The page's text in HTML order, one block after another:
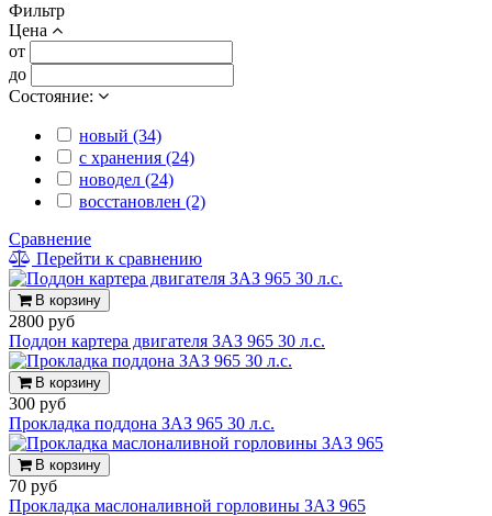
Фильтр
Цена
от
до
Состояние:
новый (34)
с хранения (24)
новодел (24)
восстановлен (2)
Сравнение
Перейти к сравнению
В корзину
2800 руб
Поддон картера двигателя ЗАЗ 965 30 л.с.
В корзину
300 руб
Прокладка поддона ЗАЗ 965 30 л.с.
В корзину
70 руб
Прокладка маслоналивной горловины ЗАЗ 965